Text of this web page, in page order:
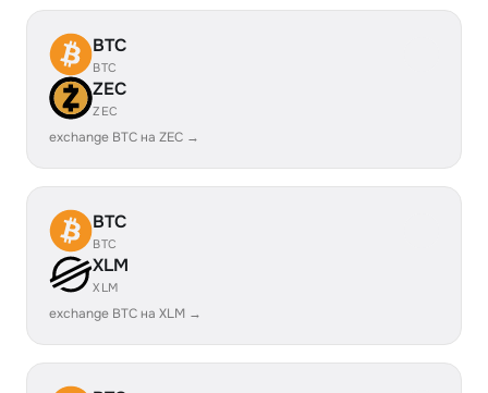
BTC
BTC
ZEC
ZEC
exchange BTC на ZEC →
BTC
BTC
XLM
XLM
exchange BTC на XLM →